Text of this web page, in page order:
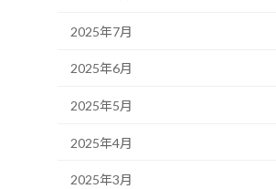
2025年7月
2025年6月
2025年5月
2025年4月
2025年3月